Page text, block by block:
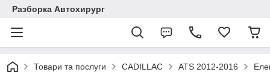
Разборка Автохирург
Товари та послуги CADILLAC ATS 2012-2016